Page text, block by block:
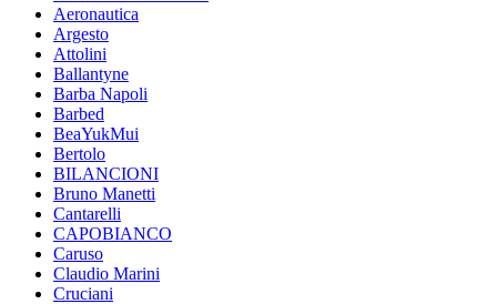
Aeronautica
Argesto
Attolini
Ballantyne
Barba Napoli
Barbed
BeaYukMui
Bertolo
BILANCIONI
Bruno Manetti
Cantarelli
CAPOBIANCO
Caruso
Claudio Marini
Cruciani